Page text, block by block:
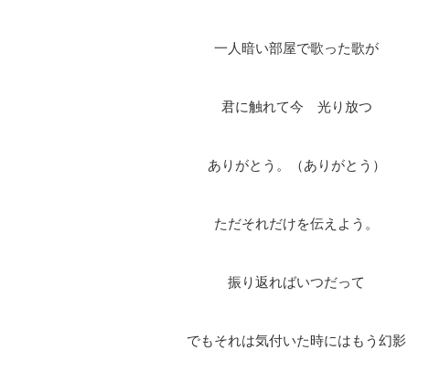
一人暗い部屋で歌った歌が
君に触れて今 光り放つ
ありがとう。（ありがとう）
ただそれだけを伝えよう。
振り返ればいつだって
でもそれは気付いた時にはもう幻影